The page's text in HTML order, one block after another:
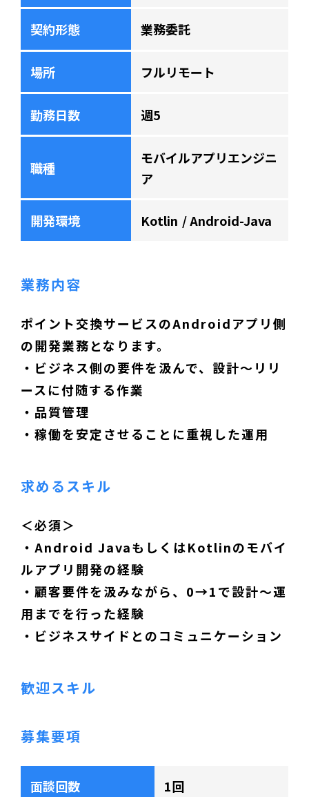
契約形態 業務委託
場所 フルリモート
勤務日数 週5
職種
モバイルアプリエンジニ
ア
開発環境 Kotlin Android-Java
業務内容
ポイント交換サービスのAndroidアプリ側
の開発業務となります。
・ビジネス側の要件を汲んで、設計～リリ
ースに付随する作業
・品質管理
・稼働を安定させることに重視した運用
求めるスキル
＜必須＞
・Android JavaもしくはKotlinのモバイ
ルアプリ開発の経験
・顧客要件を汲みながら、0→1で設計～運
用までを行った経験
・ビジネスサイドとのコミュニケーション
歓迎スキル
募集要項
面談回数 1回